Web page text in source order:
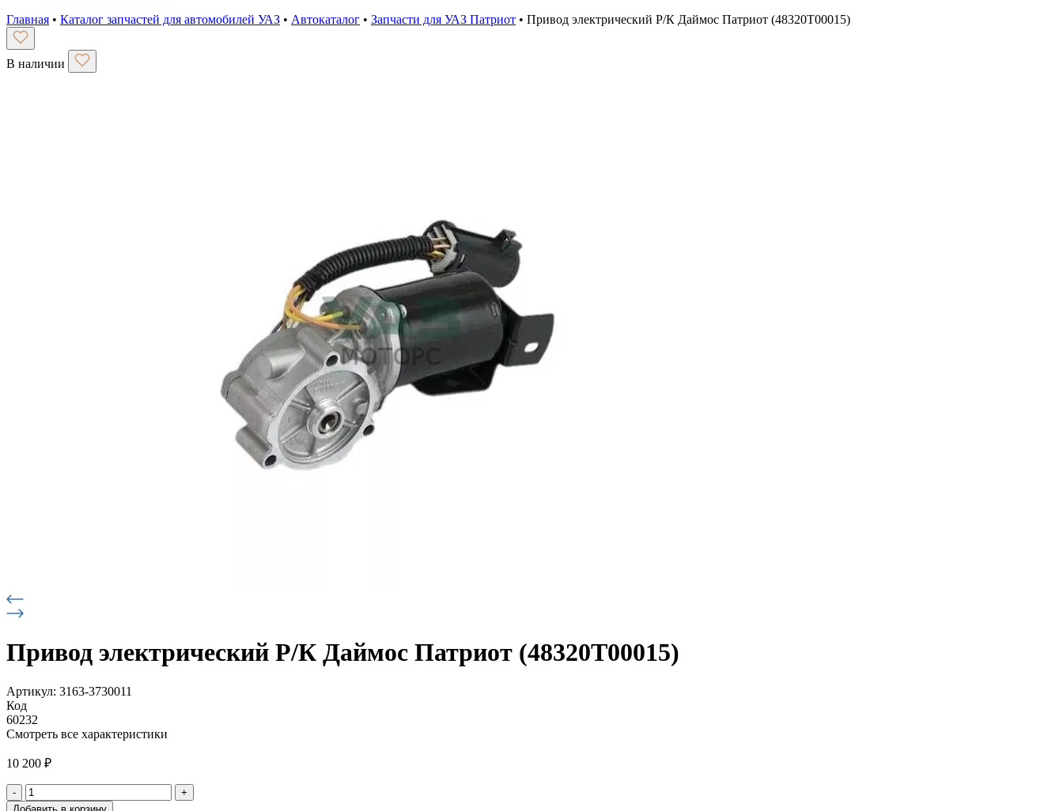
Главная • Каталог запчастей для автомобилей УАЗ • Автокаталог • Запчасти для УАЗ Патриот • Привод электрический Р/К Даймос Патриот (48320Т00015)
В наличии
Привод электрический Р/К Даймос Патриот (48320Т00015)
Артикул: 3163-3730011
Код
60232
Смотреть все характеристики
10 200 ₽
- +
Количество